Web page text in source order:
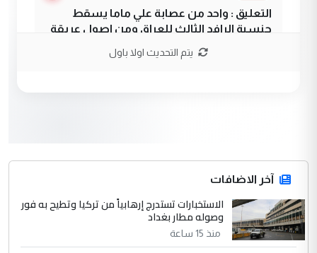
التعليق : واحد من عصابة علي ماما يسقط
جنسية الرافد الثالث للعراق ومن اصول عريقة
جنسية الرافد الثالث للعراق ومن اصول عريقة
ابا فرات ...
الموضوع :
الجواهري يرد على صدام حسين سل
مضجعيك يابن الزنا (نص كامل)
يتم التحديث اولا باول
آخر الاضافات
الاستخبارات تستدرج إرهابياً من تركيا وتطيح به فور
وصوله مطار بغداد
منذ 15 ساعة